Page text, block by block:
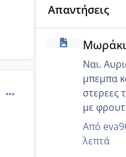
comment_875582
Απαντήσεις
Μωράκια Μαρτίου
Ναι.
μπεμπα και
στερεες
με
λαχανικα
Από
λεπτά